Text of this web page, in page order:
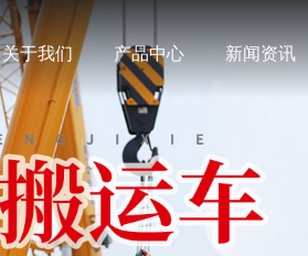
关于我们 产品中心 新闻资讯